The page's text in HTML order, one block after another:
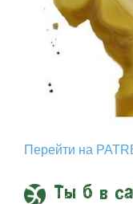
Перейти на
Ты б в